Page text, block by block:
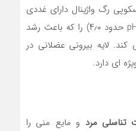
رگ واژینال دارای غددی
است که یک مخاط اسیدی (pH حدود ۴٫۰) را که باعث رشد
لایه بیرونی عضلانی در
ای دارد.
تناسلی مرد و مایع منی را